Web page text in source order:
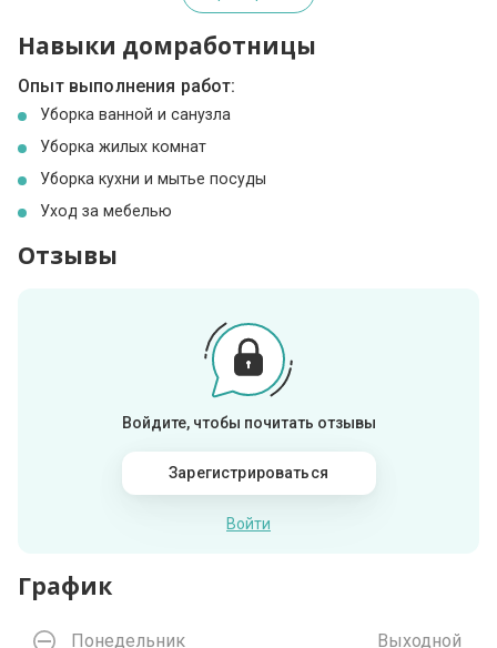
Навыки домработницы
Опыт выполнения работ:
Уборка ванной и санузла
Уборка жилых комнат
Уборка кухни и мытье посуды
Уход за мебелью
Отзывы
Войдите, чтобы почитать отзывы
Зарегистрироваться
Войти
График
Понедельник Выходной